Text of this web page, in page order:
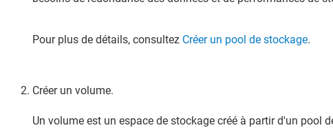
Pour plus de détails, consultez Créer un pool de stockage.
Créer un volume.
Un volume est un espace de stockage créé à partir d'un pool